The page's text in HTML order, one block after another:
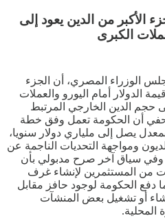
الأكبر من الدين يعود إلى
الكبرى
الوزراء المصري، أن الجزء
الدولار أمام اليورو والعملات
حجم الدين الخارجي المرتبط
أن الحكومة تعمل وفق خطة
يصل إلى ملياري دولار سنويا،
ومواجهة التحديات الناجمة عن
وفي سياق آخر صرح مدبولي بأن
من المستثمرين لإنشاء غرف
الحكومة لوجود حافز مقابل
أو تشغيل بعض المنشآت
المحلية.